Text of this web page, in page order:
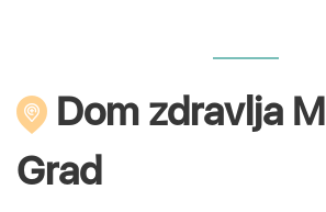
Dom zdravlja
Grad